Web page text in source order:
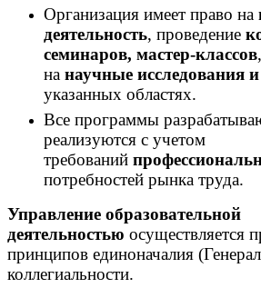
Организация имеет право на
деятельность, проведение
семинаров, мастер-классов
на научные исследования
указанных областях.
Все программы
реализуются с учетом
требований
потребностей рынка труда.
Управление образовательной
деятельностью осуществляется
принципов единоначалия
коллегиальности.